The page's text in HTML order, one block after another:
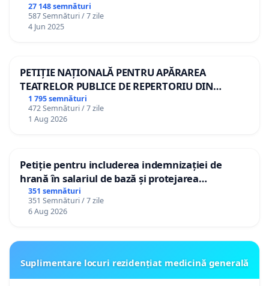
27 148 semnături
587 Semnături / 7 zile
4 Jun 2025
PETIȚIE NAȚIONALĂ PENTRU APĂRAREA
TEATRELOR PUBLICE DE REPERTORIU DIN
ROMÂNIA
1 795 semnături
472 Semnături / 7 zile
1 Aug 2026
Petiție pentru includerea indemnizației de
hrană în salariul de bază și protejarea
gradațiilor de vechime pentru asistenții
personali
351 semnături
351 Semnături / 7 zile
6 Aug 2026
Suplimentare locuri rezidențiat medicină generală